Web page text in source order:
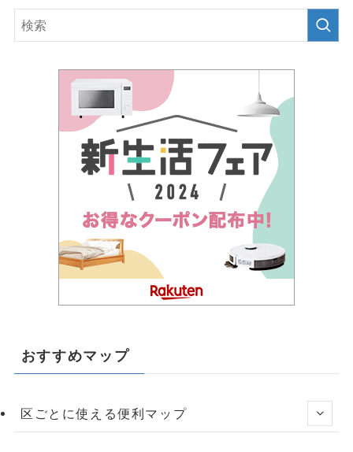
おすすめマップ
区ごとに使える便利マップ